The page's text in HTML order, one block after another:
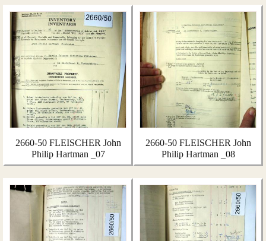
2660-50 FLEISCHER John
Philip Hartman _07
2660-50 FLEISCHER John
Philip Hartman _08